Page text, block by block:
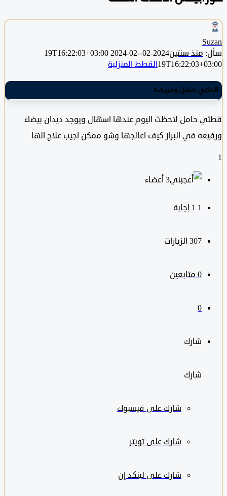
منذ سنتين2024-02-19T16:22:03+03:00
2024-02-
القطط المنزلية
حامل ومريضه
حامل لاحظت اليوم عندها اسهال ويوجد ديدان بيضاء
في البراز كيف اعالجها وشو ممكن اجيب علاج الها
‫3 أعضاء
307 الزيارات
متابعين
شارك
شارك على فيسبوك
شارك على تويتر
شارك على لينكد إن